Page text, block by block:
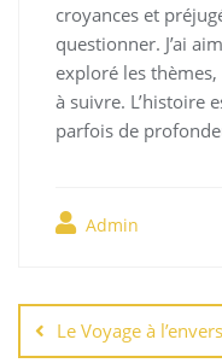
croyances et
questionner. J’ai
exploré les
à suivre. L’histoire
parfois de
Admin
de
entradas
Le Voyage à